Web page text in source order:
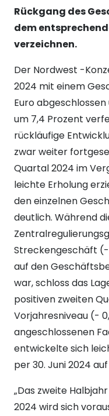
Rückgang des
dem
verzeichnen.
Der Nordwest -
2024 mit einem
Euro
um 7,4 Prozent
rückläufige
zwar weiter
Quartal 2024 im
leichte Erholung
den einzelnen
deutlich. Während
Streckengeschäft
auf den
war, schloss das
positiven zweiten
Vorjahresniveau (-
angeschlossenen
entwickelte sich
per 30. Juni 2024 auf
„Das zweite
2024 wird sich